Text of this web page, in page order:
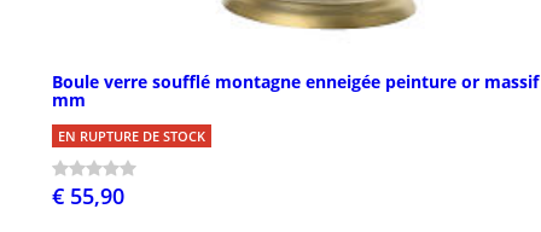
Boule verre soufflé montagne enneigée peinture or massif
mm
EN RUPTURE DE STOCK
€ 55,90